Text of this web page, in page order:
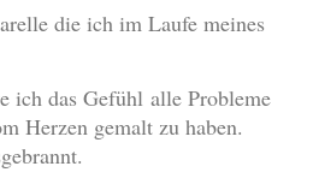
die ich im Laufe meines
ich das Gefühl alle Probleme
Herzen gemalt zu haben.